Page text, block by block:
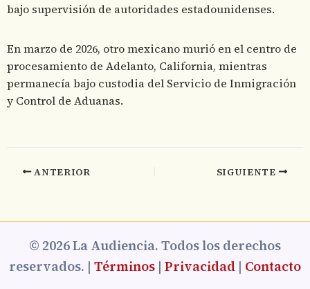
bajo supervisión de autoridades estadounidenses.
En marzo de 2026, otro mexicano murió en el centro de
procesamiento de Adelanto, California, mientras
permanecía bajo custodia del Servicio de Inmigración
y Control de Aduanas.
ANTERIOR SIGUIENTE
© 2026 La Audiencia. Todos los derechos
reservados. | Términos | Privacidad | Contacto